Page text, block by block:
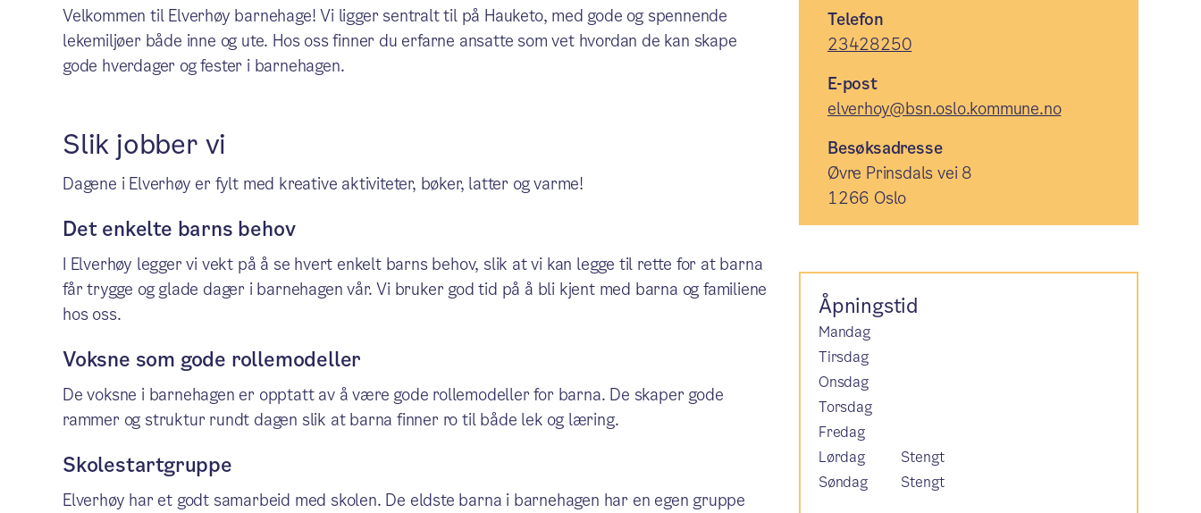
Velkommen til Elverhøy barnehage! Vi ligger sentralt til på Hauketo, med gode og spennende
lekemiljøer både inne og ute. Hos oss finner du erfarne ansatte som vet hvordan de kan skape
gode hverdager og fester i barnehagen.
Slik jobber vi
Dagene i Elverhøy er fylt med kreative aktiviteter, bøker, latter og varme!
Det enkelte barns behov
I Elverhøy legger vi vekt på å se hvert enkelt barns behov, slik at vi kan legge til rette for at barna
får trygge og glade dager i barnehagen vår. Vi bruker god tid på å bli kjent med barna og familiene
hos oss.
Voksne som gode rollemodeller
De voksne i barnehagen er opptatt av å være gode rollemodeller for barna. De skaper gode
rammer og struktur rundt dagen slik at barna finner ro til både lek og læring.
Skolestartgruppe
Elverhøy har et godt samarbeid med skolen. De eldste barna i barnehagen har en egen gruppe
Telefon
23428250
E-post
elverhoy@bsn.oslo.kommune.no
Besøksadresse
Øvre Prinsdals vei 8
1266 Oslo
Åpningstid
Mandag
Tirsdag
Onsdag
Torsdag
Fredag
Lørdag
Stengt
Søndag
Stengt